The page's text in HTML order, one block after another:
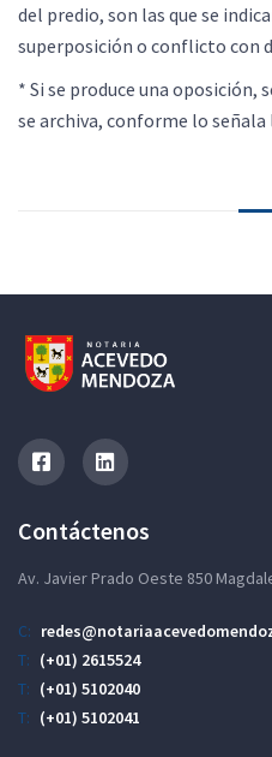
del predio, son las que se
superposición o conflicto con
* Si se produce una oposición,
se archiva, conforme lo señala
Contáctenos
Av. Javier Prado Oeste 850
C:
T: (+01) 2615524
T: (+01) 5102040
T: (+01) 5102041